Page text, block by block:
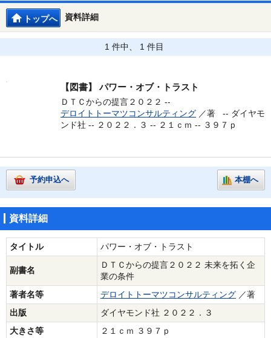
資料詳細
トップへ
1 件中、 1 件目
【図書】 パワー・オブ・トラスト
ＤＴＣからの提言２０２２ --
デロイトトーマツコンサルティング ／著 -- ダイヤモ
ンド社 -- ２０２２．３ -- ２１ｃｍ -- ３９７ｐ
予約申込へ 本棚へ
資料詳細
タイトル パワー・オブ・トラスト
副書名
ＤＴＣからの提言２０２２ 未来を拓く企
業の条件
著者名等
デロイトトーマツコンサルティング ／著
出版
ダイヤモンド社 ２０２２．３
大きさ等
２１ｃｍ ３９７ｐ